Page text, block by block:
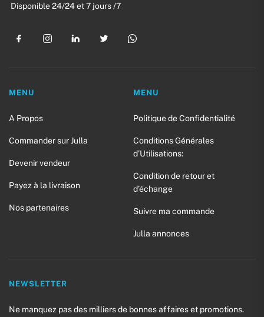
Disponible 24/24 et 7 jours /7
MENU
A Propos
Commander sur Julla
Devenir vendeur
Payez à la livraison
Nos partenaires
MENU
Politique de Confidentialité
Conditions Générales
d’Utilisations:
Condition de retour et
d’échange
Suivre ma commande
Julla annonces
NEWSLETTER
Ne manquez pas des milliers de bonnes affaires et promotions.